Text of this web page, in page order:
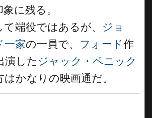
に残る。
端役ではあるが、 ジョ
一家の一員で、 フォード作
演した ジャック・ペニック
かなりの映画通だ。